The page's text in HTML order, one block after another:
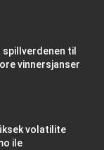
til
vinnersjanser
volatilite
ile